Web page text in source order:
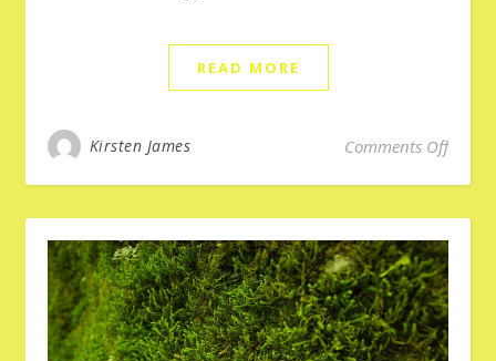
READ MORE
Kirsten James Comments Offon